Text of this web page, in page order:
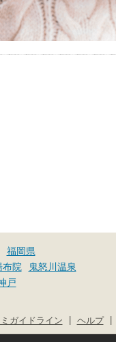
福岡県
布院
鬼怒川温泉
戸
ヘルプ
ガイドライン